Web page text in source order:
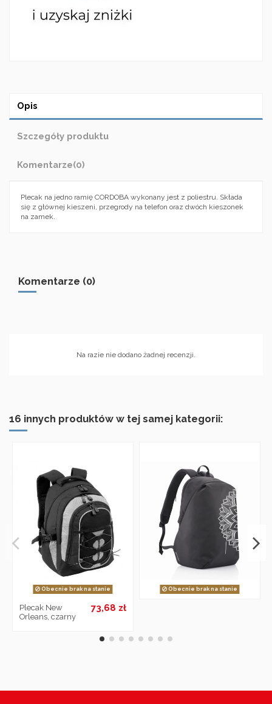
Opis
Szczegóły produktu
Komentarze(0)
Plecak na jedno ramię CORDOBA wykonany jest z poliestru. Składa
się z głównej kieszeni, przegrody na telefon oraz dwóch kieszonek
na zamek.
Komentarze (0)
Na razie nie dodano żadnej recenzji.
16 innych produktów w tej samej kategorii:
Obecnie brak na stanie
Plecak New
Orleans, czarny
73,68 zł
Obecnie brak na stanie